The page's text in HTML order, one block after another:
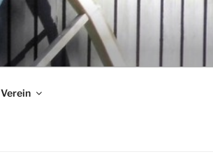
Verein